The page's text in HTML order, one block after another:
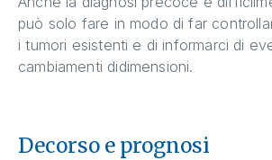
può solo fare in modo di far
i tumori esistenti e di informarci di
cambiamenti didimensioni.
Decorso e prognosi